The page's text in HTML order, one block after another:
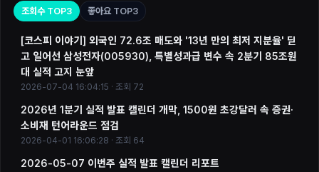
조회수 TOP3 좋아요 TOP3
[코스피 이야기] 외국인 72.6조 매도와 '13년 만의 최저 지분율' 딛
고 일어선 삼성전자(005930), 특별성과급 변수 속 2분기 85조원
대 실적 고지 눈앞
2026-07-04 16:04:15 · 조회 72
2026년 1분기 실적 발표 캘린더 개막, 1500원 초강달러 속 증권·
소비재 턴어라운드 점검
2026-04-01 16:06:28 · 조회 64
2026-05-07 이번주 실적 발표 캘린더 리포트